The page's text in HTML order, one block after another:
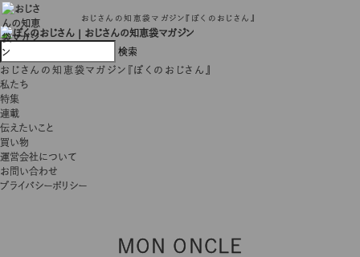
おじさんの知恵袋マガジン『ぼくのおじさん』
おじさんの知恵袋マガジン『ぼくのおじさん』
私たち
特集
連載
伝えたいこと
買い物
運営会社について
お問い合わせ
プライバシーポリシー
MON ONCLE